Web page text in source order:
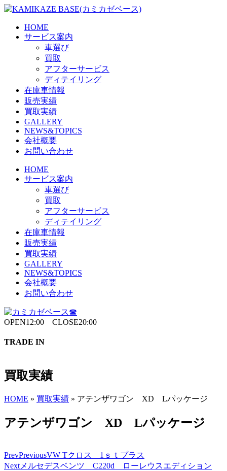
Skip
content
HOME
サービス案内
車選び
買取
アフターサービス
ディテイリング
在庫車情報
販売実績
買取実績
GALLERY
NEWS&TOPICS
会社概要
お問い合わせ
HOME
サービス案内
車選び
買取
アフターサービス
ディテイリング
在庫車情報
販売実績
買取実績
GALLERY
NEWS&TOPICS
会社概要
お問い合わせ
OPEN12:00 CLOSE20:00
TRADE IN
買取実績
HOME » 買取実績 » アテンザワゴン XD Lパッケージ
アテンザワゴン XD Lパッケージ
PrevPreviousVW Tクロス 1ｓｔプラス
Next メルセデスベンツ C220d ローレウスエディション